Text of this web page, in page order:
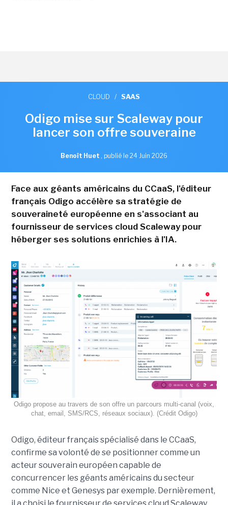
CLOUD / SAAS
Odigo mise sur Scaleway pour
lancer son offre souveraine
Benoît Huet , publié le 24 Juin 2026
Face aux géants américains du CCaaS, l'éditeur
français Odigo accélère sa stratégie de
souveraineté européenne en s'associant au
fournisseur de services cloud Scaleway pour
héberger ses solutions enrichies à l'IA.
Odigo propose au travers de son offre un parcours multi-canal (voix,
chat, email, SMS/RCS, réseaux sociaux). (Crédit Odigo)
Odigo, éditeur français spécialisé dans le CCaaS,
confirme sa volonté de se positionner comme un
acteur souverain européen capable de
concurrencer les géants américains du secteur
comme Nice et Genesys par exemple. Dernièrement,